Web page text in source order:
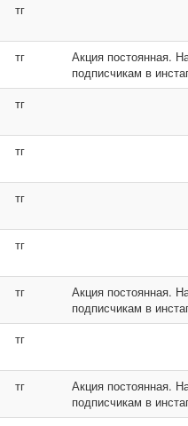
тг
тг
Акция постоянная.
подписчикам в
тг
тг
тг
тг
тг
Акция постоянная.
подписчикам в
тг
тг
Акция постоянная.
подписчикам в